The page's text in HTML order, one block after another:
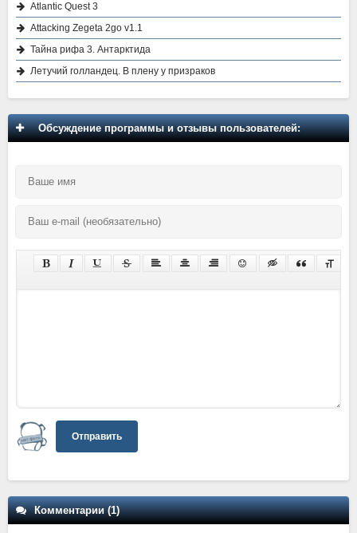
Atlantic Quest 3
Attacking Zegeta 2go v1.1
Тайна рифа 3. Антарктида
Летучий голландец. В плену у призраков
Обсуждение программы и отзывы пользователей:
Отправить
Комментарии (1)